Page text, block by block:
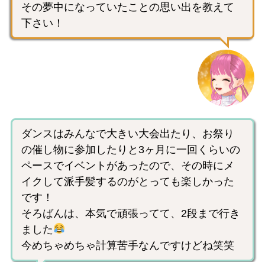
その夢中になっていたことの思い出を教えて
下さい！
ダンスはみんなで大きい大会出たり、お祭り
の催し物に参加したりと3ヶ月に一回くらいの
ペースでイベントがあったので、その時にメ
イクして派手髪するのがとっても楽しかった
です！
そろばんは、本気で頑張ってて、2段まで行き
ました
今めちゃめちゃ計算苦手なんですけどね笑笑